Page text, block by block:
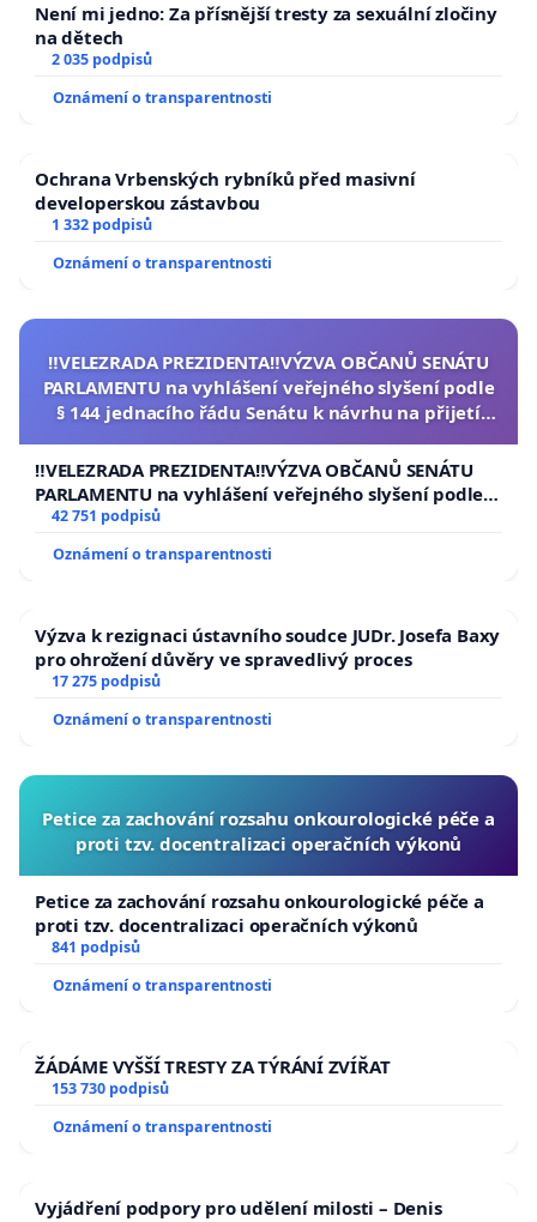
Není mi jedno: Za přísnější tresty za sexuální zločiny
na dětech
2 035 podpisů
Oznámení o transparentnosti
Ochrana Vrbenských rybníků před masivní
developerskou zástavbou
1 332 podpisů
Oznámení o transparentnosti
‼️VELEZRADA PREZIDENTA‼️VÝZVA OBČANŮ SENÁTU
PARLAMENTU na vyhlášení veřejného slyšení podle
§ 144 jednacího řádu Senátu k návrhu na přijetí
republiky
‼️VELEZRADA PREZIDENTA‼️VÝZVA OBČANŮ SENÁTU
PARLAMENTU na vyhlášení veřejného slyšení podle §
144 jednacího řádu Senátu k návrhu na přijetí
usnesení k podání ústavní žaloby na prezidenta
republiky
42 751 podpisů
Oznámení o transparentnosti
Výzva k rezignaci ústavního soudce JUDr. Josefa Baxy
pro ohrožení důvěry ve spravedlivý proces
17 275 podpisů
Oznámení o transparentnosti
Petice za zachování rozsahu onkourologické péče a
proti tzv. docentralizaci operačních výkonů
Petice za zachování rozsahu onkourologické péče a
proti tzv. docentralizaci operačních výkonů
841 podpisů
Oznámení o transparentnosti
ŽÁDÁME VYŠŠÍ TRESTY ZA TÝRÁNÍ ZVÍŘAT
153 730 podpisů
Oznámení o transparentnosti
Vyjádření podpory pro udělení milosti – Denis